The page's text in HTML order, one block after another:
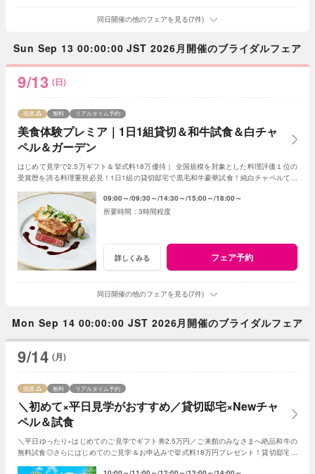
同日開催の他のフェアを見る(7件)
Sun Sep 13 00:00:00 JST 2026月開催のブライダルフェア
9/13 (日)
美食体験プレミア｜1日1組貸切＆和牛試食＆白チャ
ペル＆ガーデン
残席 無料 リアルタイム予約
はじめて見学で2.5万ギフト＆挙式料18万優待｜ 全国規模を対象とした料理評価１位の
受賞歴を誇る料理重視必見！1日1組の貸切邸宅で黒毛和牛豪華試食！純白チャペルで感
09:00～ 09:30～ 14:30～ 15:00～ 18:00～
3時間程度
詳しくみる フェア予約
同日開催の他のフェアを見る(7件)
Mon Sep 14 00:00:00 JST 2026月開催のブライダルフェア
9/14 (月)
＼初めて×平日見学がおすすめ／貸切邸宅×Newチャ
ペル＆試食
残席 無料 リアルタイム予約
＼平日ゆったり×はじめてのご見学でギフト券2.5万円／ご来館のみなさまへ絶品和牛の
無料試食◎さらにはじめてのご見学＆お申込みで挙式料18万円プレゼント！貸切邸宅で